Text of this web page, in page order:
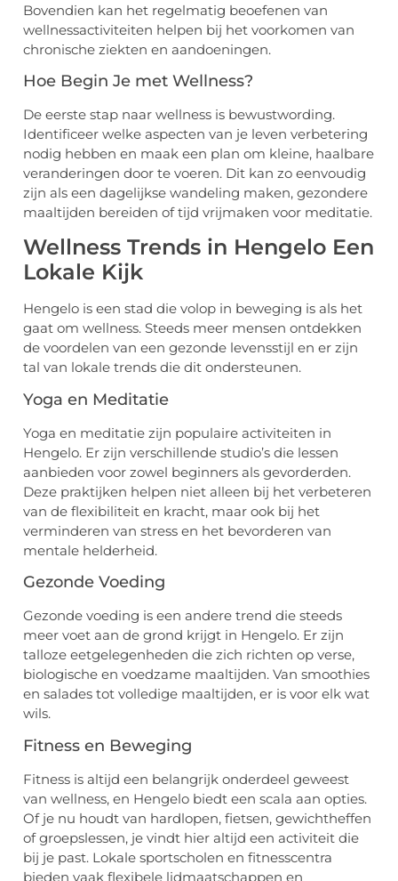
Bovendien kan het regelmatig beoefenen van
wellnessactiviteiten helpen bij het voorkomen van
chronische ziekten en aandoeningen.
Hoe Begin Je met Wellness?
De eerste stap naar wellness is bewustwording.
Identificeer welke aspecten van je leven verbetering
nodig hebben en maak een plan om kleine, haalbare
veranderingen door te voeren. Dit kan zo eenvoudig
zijn als een dagelijkse wandeling maken, gezondere
maaltijden bereiden of tijd vrijmaken voor meditatie.
Wellness Trends in Hengelo Een
Lokale Kijk
Hengelo is een stad die volop in beweging is als het
gaat om wellness. Steeds meer mensen ontdekken
de voordelen van een gezonde levensstijl en er zijn
tal van lokale trends die dit ondersteunen.
Yoga en Meditatie
Yoga en meditatie zijn populaire activiteiten in
Hengelo. Er zijn verschillende studio’s die lessen
aanbieden voor zowel beginners als gevorderden.
Deze praktijken helpen niet alleen bij het verbeteren
van de flexibiliteit en kracht, maar ook bij het
verminderen van stress en het bevorderen van
mentale helderheid.
Gezonde Voeding
Gezonde voeding is een andere trend die steeds
meer voet aan de grond krijgt in Hengelo. Er zijn
talloze eetgelegenheden die zich richten op verse,
biologische en voedzame maaltijden. Van smoothies
en salades tot volledige maaltijden, er is voor elk wat
wils.
Fitness en Beweging
Fitness is altijd een belangrijk onderdeel geweest
van wellness, en Hengelo biedt een scala aan opties.
Of je nu houdt van hardlopen, fietsen, gewichtheffen
of groepslessen, je vindt hier altijd een activiteit die
bij je past. Lokale sportscholen en fitnesscentra
bieden vaak flexibele lidmaatschappen en